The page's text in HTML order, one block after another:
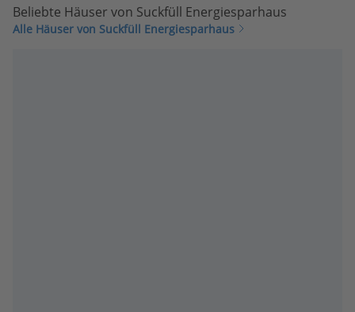
Beliebte Häuser von Suckfüll Energiesparhaus
Alle Häuser von Suckfüll Energiesparhaus